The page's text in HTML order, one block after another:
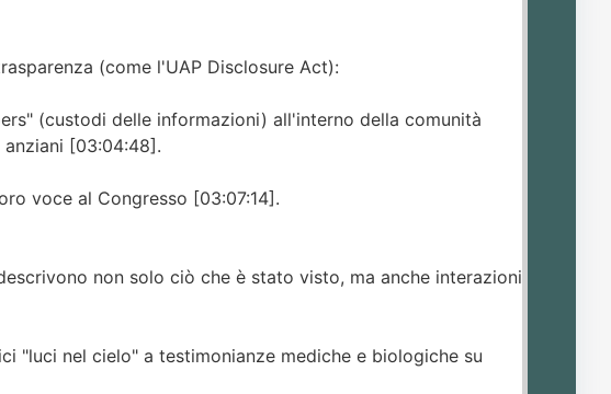
(come l'UAP Disclosure Act):
(custodi delle informazioni) all'interno della comunità
[03:04:48].
voce al Congresso [03:07:14].
non solo ciò che è stato visto, ma anche interazioni
"luci nel cielo" a testimonianze mediche e biologiche su